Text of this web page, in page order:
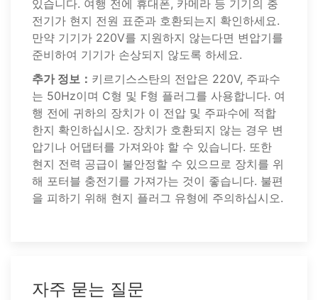
있습니다. 여행 전에 휴대폰, 카메라 등 기기의 충
전기가 현지 전원 표준과 호환되는지 확인하세요.
만약 기기가 220V를 지원하지 않는다면 변압기를
준비하여 기기가 손상되지 않도록 하세요.
추가 정보： 키르기스스탄의 전압은 220V, 주파수
는 50Hz이며 C형 및 F형 플러그를 사용합니다. 여
행 전에 귀하의 장치가 이 전압 및 주파수에 적합
한지 확인하십시오. 장치가 호환되지 않는 경우 변
압기나 어댑터를 가져와야 할 수 있습니다. 또한
현지 전력 공급이 불안정할 수 있으므로 장치를 위
해 포터블 충전기를 가져가는 것이 좋습니다. 불편
을 피하기 위해 현지 플러그 유형에 주의하십시오.
자주 묻는 질문